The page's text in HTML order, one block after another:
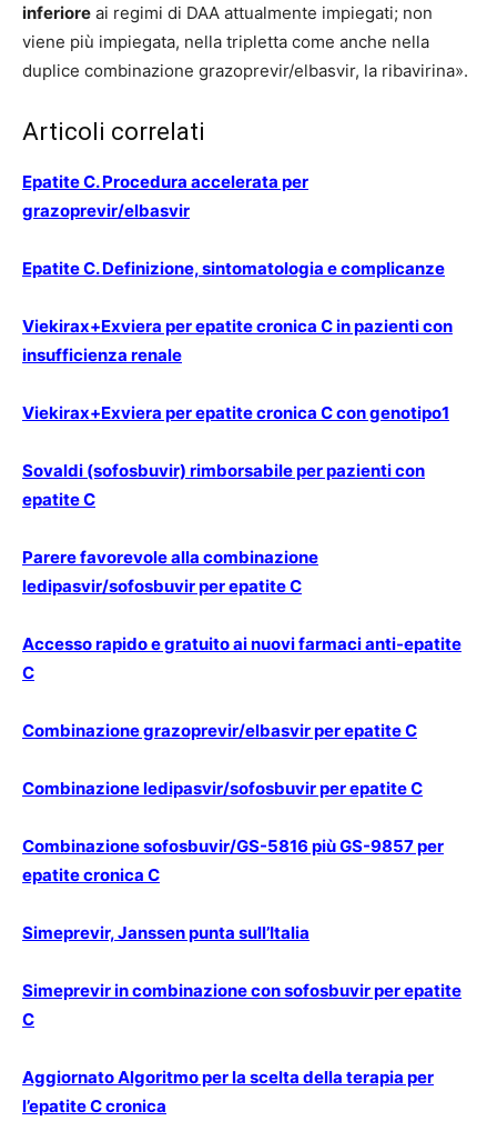
inferiore ai regimi di DAA attualmente impiegati; non
viene più impiegata, nella tripletta come anche nella
duplice combinazione grazoprevir/elbasvir, la ribavirina».
Articoli correlati
Epatite C. Procedura accelerata per
grazoprevir/elbasvir
Epatite C. Definizione, sintomatologia e complicanze
Viekirax+Exviera per epatite cronica C in pazienti con
insufficienza renale
Viekirax+Exviera per epatite cronica C con genotipo1
Sovaldi (sofosbuvir) rimborsabile per pazienti con
epatite C
Parere favorevole alla combinazione
ledipasvir/sofosbuvir per epatite C
Accesso rapido e gratuito ai nuovi farmaci anti-epatite
C
Combinazione grazoprevir/elbasvir per epatite C
Combinazione ledipasvir/sofosbuvir per epatite C
Combinazione sofosbuvir/GS-5816 più GS-9857 per
epatite cronica C
Simeprevir, Janssen punta sull’Italia
Simeprevir in combinazione con sofosbuvir per epatite
C
Aggiornato Algoritmo per la scelta della terapia per
l’epatite C cronica